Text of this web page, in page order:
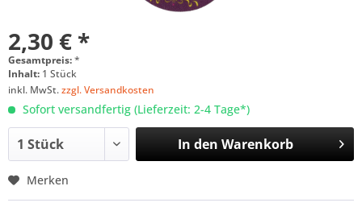
2,30 € *
Gesamtpreis:*
Inhalt: 1 Stück
inkl. MwSt.zzgl. Versandkosten
Sofort versandfertig (Lieferzeit: 2-4 Tage*)
In den Warenkorb
Merken